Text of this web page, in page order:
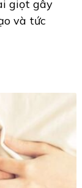
giọt gây
và tức